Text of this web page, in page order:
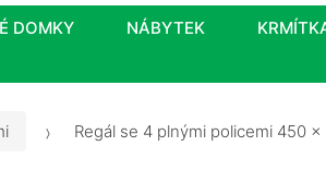
DOMKY NÁBYTEK
Regál se 4 plnými policemi 450